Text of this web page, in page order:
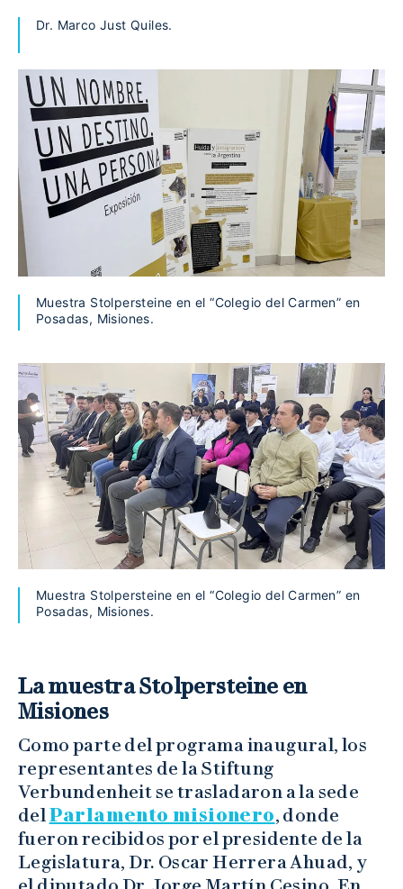
Dr. Marco Just Quiles.
Muestra Stolpersteine en el “Colegio del Carmen” en
Posadas, Misiones.
Muestra Stolpersteine en el “Colegio del Carmen” en
Posadas, Misiones.
La muestra Stolpersteine en
Misiones
Como parte del programa inaugural, los
representantes de la Stiftung
Verbundenheit se trasladaron a la sede
delParlamento misionero, donde
fueron recibidos por el presidente de la
Legislatura, Dr. Oscar Herrera Ahuad, y